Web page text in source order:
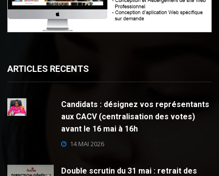
ARTICLES RECENTS
Candidats : désignez vos représentants
aux CACV (centralisation des votes)
avant le 16 mai à 16h
14 MAI 2026
Double scrutin du 31 mai : retrait des